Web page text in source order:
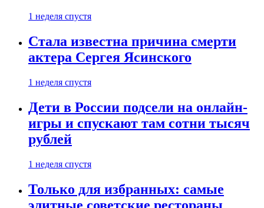
1 неделя спустя
Стала известна причина смерти
актера Сергея Ясинского
1 неделя спустя
Дети в России подсели на онлайн-
игры и спускают там сотни тысяч
рублей
1 неделя спустя
Только для избранных: самые